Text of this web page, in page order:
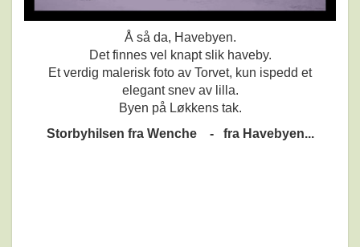
Å så da, Havebyen.
Det finnes vel knapt slik haveby.
Et verdig malerisk foto av Torvet, kun ispedd et
elegant snev av lilla.
Byen på Løkkens tak.
Storbyhilsen fra Wenche - fra Havebyen...